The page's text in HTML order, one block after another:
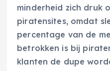
minderheid zich druk
piratensites, omdat
percentage van de
betrokken is bij
klanten de dupe